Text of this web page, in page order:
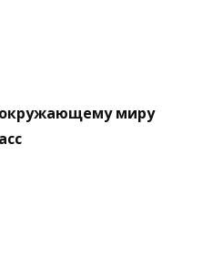
миру